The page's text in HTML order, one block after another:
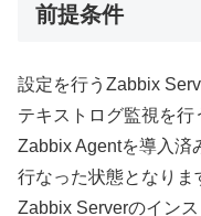
前提条件
設定を行うZabbix
テキストログ監視を
Zabbix Agentを導入済
行なった状態となりま
Zabbix Serverのインス